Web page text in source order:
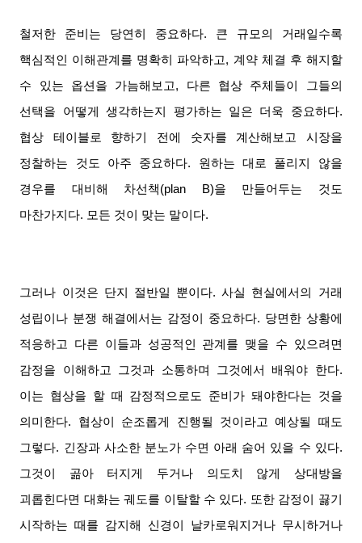
철저한 준비는 당연히 중요하다. 큰 규모의 거래일수록
핵심적인 이해관계를 명확히 파악하고, 계약 체결 후 해지할
수 있는 옵션을 가늠해보고, 다른 협상 주체들이 그들의
선택을 어떻게 생각하는지 평가하는 일은 더욱 중요하다.
협상 테이블로 향하기 전에 숫자를 계산해보고 시장을
정찰하는 것도 아주 중요하다. 원하는 대로 풀리지 않을
경우를 대비해 차선책(plan B)을 만들어두는 것도
마찬가지다. 모든 것이 맞는 말이다.
그러나 이것은 단지 절반일 뿐이다.사실 현실에서의 거래
성립이나 분쟁 해결에서는 감정이 중요하다. 당면한 상황에
적응하고 다른 이들과 성공적인 관계를 맺을 수 있으려면
감정을 이해하고 그것과 소통하며 그것에서 배워야 한다.
이는 협상을 할 때 감정적으로도 준비가 돼야한다는 것을
의미한다. 협상이 순조롭게 진행될 것이라고 예상될 때도
그렇다. 긴장과 사소한 분노가 수면 아래 숨어 있을 수 있다.
그것이 곪아 터지게 두거나 의도치 않게 상대방을
괴롭힌다면 대화는 궤도를 이탈할 수 있다. 또한 감정이 끓기
시작하는 때를 감지해 신경이 날카로워지거나 무시하거나